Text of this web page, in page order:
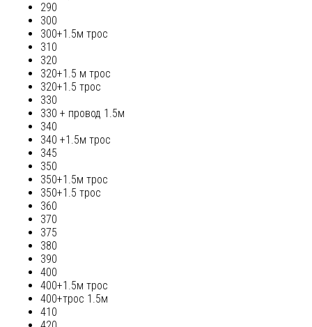
290
300
300+1.5м трос
310
320
320+1.5 м трос
320+1.5 трос
330
330 + провод 1.5м
340
340 +1.5м трос
345
350
350+1.5м трос
350+1.5 трос
360
370
375
380
390
400
400+1.5м трос
400+трос 1.5м
410